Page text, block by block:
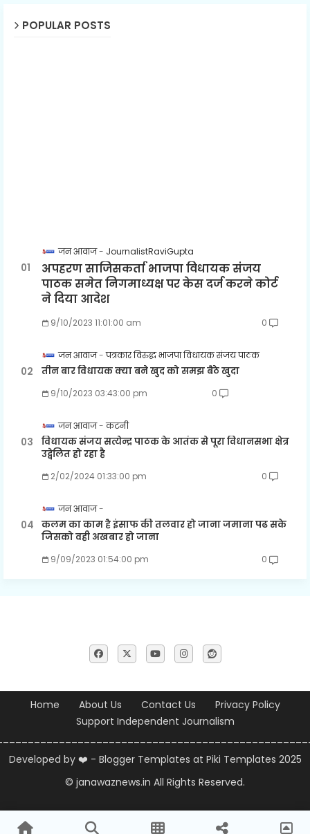
POPULAR POSTS
जन आवाज JournalistRaviGupta
अपहरण साजिसकर्ता भाजपा विधायक संजय
पाठक समेत निगमाध्यक्ष पर केस दर्ज करने कोर्ट
ने दिया आदेश
9/10/2023 11:01:00 am 0
जन आवाज पत्रकार विरुद्ध भाजपा विधायक संजय पाठक
तीन बार विधायक क्या बने खुद को समझ बैठे खुदा
9/10/2023 03:43:00 pm 0
जन आवाज कटनी
विधायक संजय सत्येन्द्र पाठक के आतंक से पूरा विधानसभा क्षेत्र
उद्वेलित हो रहा है
2/02/2024 01:33:00 pm 0
जन आवाज
कलम का काम है इंसाफ की तलवार हो जाना जमाना पढ सके
जिसको वही अखबार हो जाना
9/09/2023 01:54:00 pm 0
Home About Us Contact Us
Privacy Policy
Support Independent Journalism
Developed by ❤️ - Blogger Templates at Piki Templates 2025
© janawaznews.in All Rights Reserved.